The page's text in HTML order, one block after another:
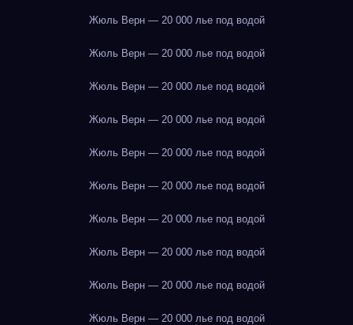
Жюль Верн — 20 000 лье под водой
Жюль Верн — 20 000 лье под водой
Жюль Верн — 20 000 лье под водой
Жюль Верн — 20 000 лье под водой
Жюль Верн — 20 000 лье под водой
Жюль Верн — 20 000 лье под водой
Жюль Верн — 20 000 лье под водой
Жюль Верн — 20 000 лье под водой
Жюль Верн — 20 000 лье под водой
Жюль Верн — 20 000 лье под водой